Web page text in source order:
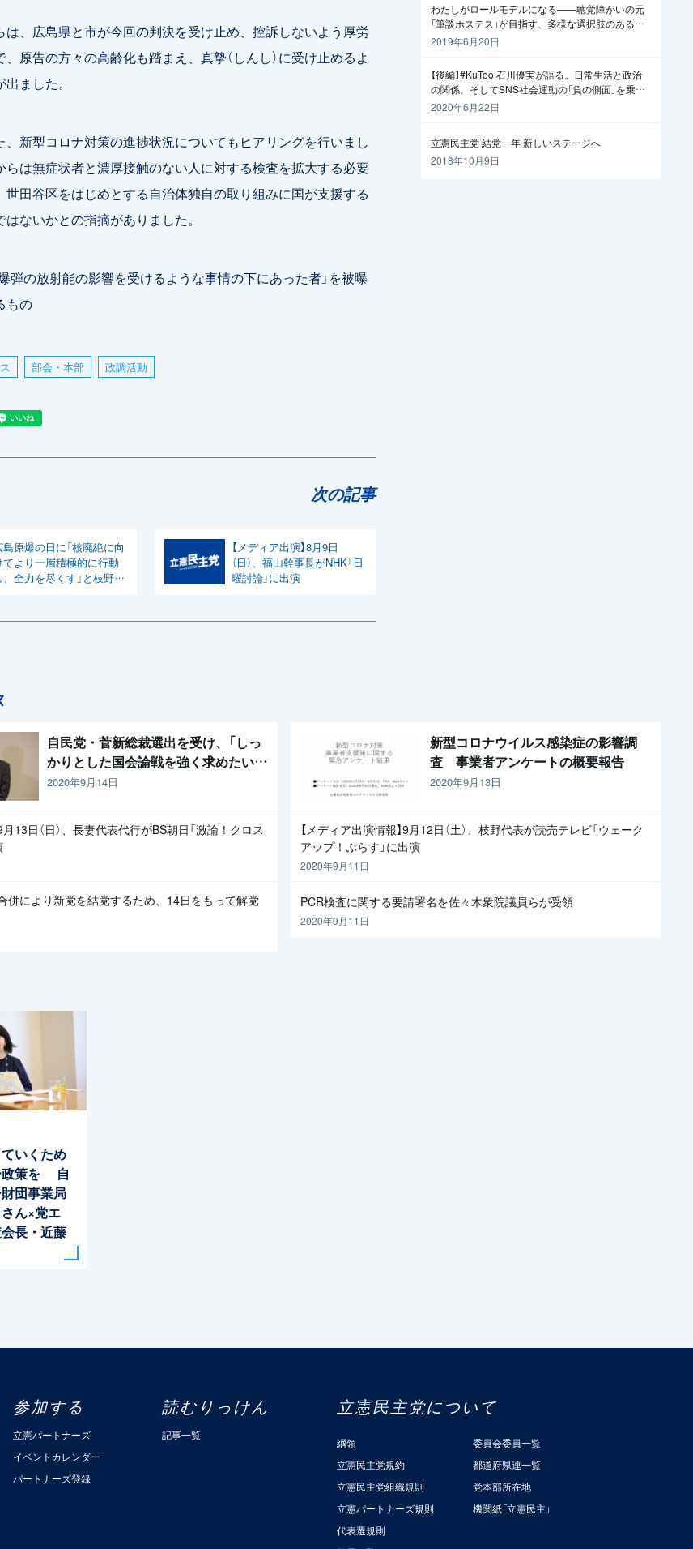
、広島県と市が今回の判決を受け止め、控訴しないよう厚労
原告の方々の高齢化も踏まえ、真摯（しんし）に受け止めるよ
ました。
新型コロナ対策の進捗状況についてもヒアリングを行いまし
らは無症状者と濃厚接触のない人に対する検査を拡大する必要
世田谷区をはじめとする自治体独自の取り組みに国が支援する
ないかとの指摘がありました。
弾の放射能の影響を受けるような事情の下にあった者」を被曝
もの
部会・本部 政調活動
島原爆の日に「核廃絶に向
てより一層積極的に行動
、全力を尽くす」と枝野代
次の記事
【メディア出演】8月9日
（日）、福山幹事長がNHK「日
曜討論」に出演
わたしがロールモデルになる——聴覚障がいの元
「筆談ホステス」が目指す、多様な選択肢のある社
会
2019年6月20日
【後編】#KuToo 石川優実が語る。日常生活と政治
の関係、そしてSNS社会運動の「負の側面」を乗り
越えるには
2020年6月22日
立憲民主党 結党一年 新しいステージへ
2018年10月9日
自民党・菅新総裁選出を受け、「しっ
かりとした国会論戦を強く求めたい」
と枝野代表
2020年9月14日
月13日（日）、長妻代表代行がBS朝日「激論！クロス
合併により新党を結党するため、14日をもって解党
新型コロナウイルス感染症の影響調
査 事業者アンケートの概要報告
2020年9月13日
【メディア出演情報】9月12日（土）、枝野代表が読売テレビ「ウェーク
アップ！ぷらす」に出演
2020年9月11日
PCR検査に関する要請署名を佐々木衆院議員らが受領
2020年9月11日
いくため
政策を 自
団事業局
ん×党エ
長・近藤
参加する
立憲パートナーズ
イベントカレンダー
パートナーズ登録
読むりっけん
記事一覧
立憲民主党について
綱領
立憲民主党規約
立憲民主党組織規則
立憲パートナーズ規則
代表選規則
委員会委員一覧
都道府県連一覧
党本部所在地
機関紙「立憲民主」